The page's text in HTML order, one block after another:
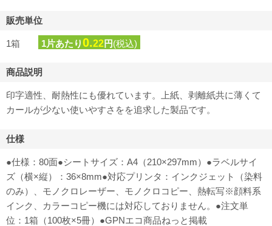
販売単位
1箱 1片あたり 0.22円(税込)
商品説明
印字適性、耐熱性にも優れています。上紙、剥離紙共に薄くて
カールが少ない使いやすさをを追求した製品です。
仕様
●仕様：80面●シートサイズ：A4（210×297mm）●ラベルサイ
ズ（横×縦）：36×8mm●対応プリンタ：インクジェット（染料
のみ）、モノクロレーザー、モノクロコピー、熱転写※顔料系
インク、カラーコピー機には対応しておりません。●注文単
位：1箱（100枚×5冊）●GPNエコ商品ねっと掲載